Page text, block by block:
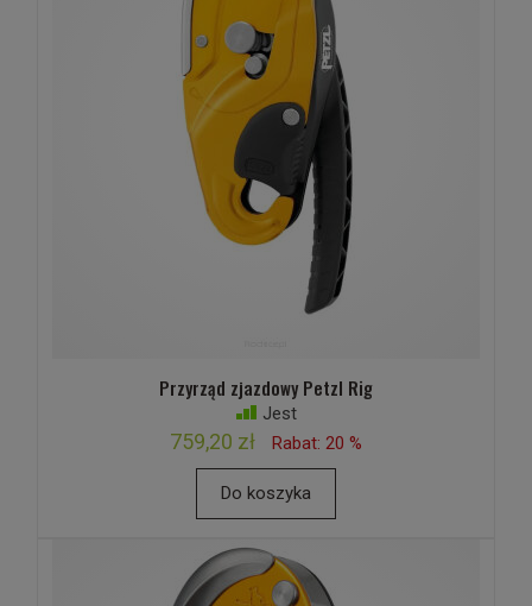
Przyrząd zjazdowy Petzl Rig
Jest
759,20 zł Rabat: 20 %
Do koszyka